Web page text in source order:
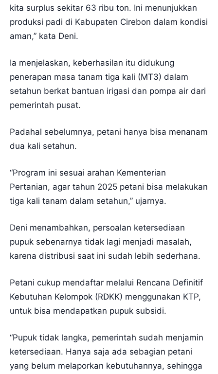
kita surplus sekitar 63 ribu ton. Ini menunjukkan
produksi padi di Kabupaten Cirebon dalam kondisi
aman,” kata Deni.
Ia menjelaskan, keberhasilan itu didukung
penerapan masa tanam tiga kali (MT3) dalam
setahun berkat bantuan irigasi dan pompa air dari
pemerintah pusat.
Padahal sebelumnya, petani hanya bisa menanam
dua kali setahun.
“Program ini sesuai arahan Kementerian
Pertanian, agar tahun 2025 petani bisa melakukan
tiga kali tanam dalam setahun,” ujarnya.
Deni menambahkan, persoalan ketersediaan
pupuk sebenarnya tidak lagi menjadi masalah,
karena distribusi saat ini sudah lebih sederhana.
Petani cukup mendaftar melalui Rencana Definitif
Kebutuhan Kelompok (RDKK) menggunakan KTP,
untuk bisa mendapatkan pupuk subsidi.
“Pupuk tidak langka, pemerintah sudah menjamin
ketersediaan. Hanya saja ada sebagian petani
yang belum melaporkan kebutuhannya, sehingga